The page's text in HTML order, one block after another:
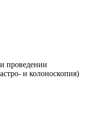
проведении
и колоноскопия)